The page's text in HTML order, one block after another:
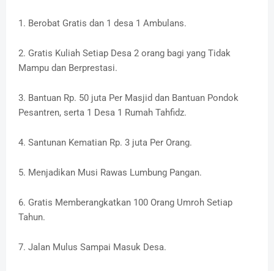
1. Berobat Gratis dan 1 desa 1 Ambulans.
2. Gratis Kuliah Setiap Desa 2 orang bagi yang Tidak
Mampu dan Berprestasi.
3. Bantuan Rp. 50 juta Per Masjid dan Bantuan Pondok
Pesantren, serta 1 Desa 1 Rumah Tahfidz.
4. Santunan Kematian Rp. 3 juta Per Orang.
5. Menjadikan Musi Rawas Lumbung Pangan.
6. Gratis Memberangkatkan 100 Orang Umroh Setiap
Tahun.
7. Jalan Mulus Sampai Masuk Desa.